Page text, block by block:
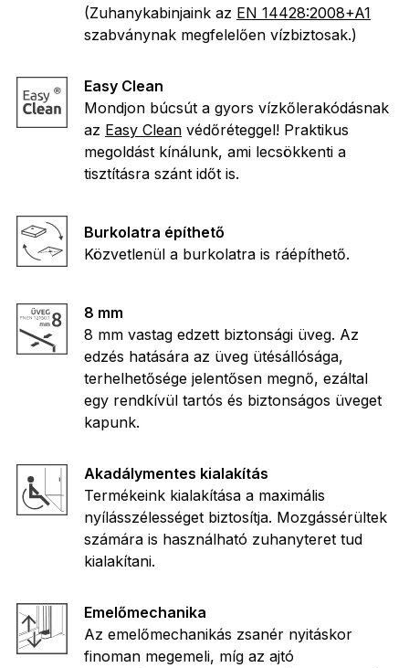
(Zuhanykabinjaink az EN 14428:2008+A1
szabványnak megfelelően vízbiztosak.)
Easy Clean
Mondjon búcsút a gyors vízkőlerakódásnak
az Easy Clean védőréteggel! Praktikus
megoldást kínálunk, ami lecsökkenti a
tisztításra szánt időt is.
Burkolatra építhető
Közvetlenül a burkolatra is ráépíthető.
8 mm
8 mm vastag edzett biztonsági üveg. Az
edzés hatására az üveg ütésállósága,
terhelhetősége jelentősen megnő, ezáltal
egy rendkívül tartós és biztonságos üveget
kapunk.
Akadálymentes kialakítás
Termékeink kialakítása a maximális
nyílásszélességet biztosítja. Mozgássérültek
számára is használható zuhanyteret tud
kialakítani.
Emelőmechanika
Az emelőmechanikás zsanér nyitáskor
finoman megemeli, míg az ajtó